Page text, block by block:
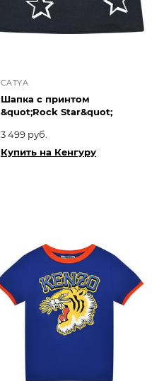
CATYA
Шапка с принтом
&quot;Rock Star&quot;
3 499 руб.
Купить на Кенгуру